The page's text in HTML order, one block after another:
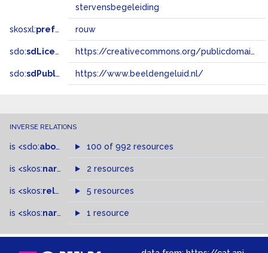
stervensbegeleiding
skosxl:prefLabel rouw
sdo:sdLicense https://creativecommons.org/publicdomain/zero/1.0/
sdo:sdPublisher https://www.beeldengeluid.nl/
INVERSE RELATIONS
is <sdo:about of 100 of 992 resources
is <skos:narrowMatch >of
2 resources
is <skos:related > of
5 resources
is <skos:narrower >of
1 resource